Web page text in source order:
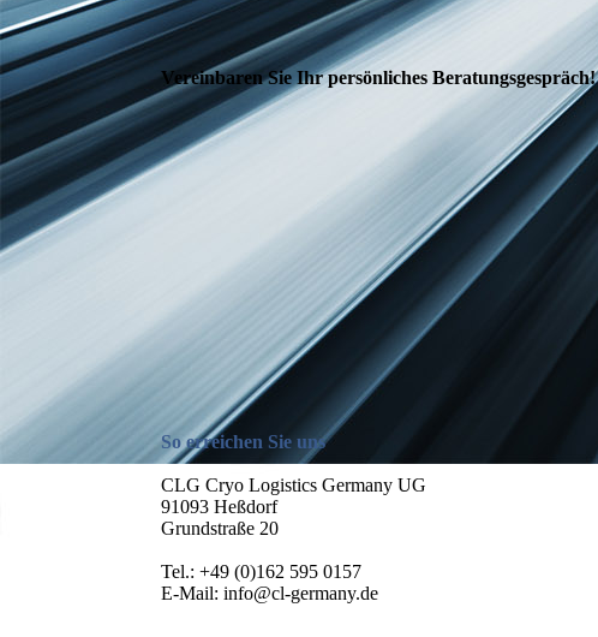
Vereinbaren Sie Ihr persönliches Beratungsgespräch!
So erreichen Sie uns
CLG Cryo Logistics Germany UG
91093 Heßdorf
Grundstraße 20
Tel.: +49 (0)162 595 0157
E-Mail: info@cl-germany.de